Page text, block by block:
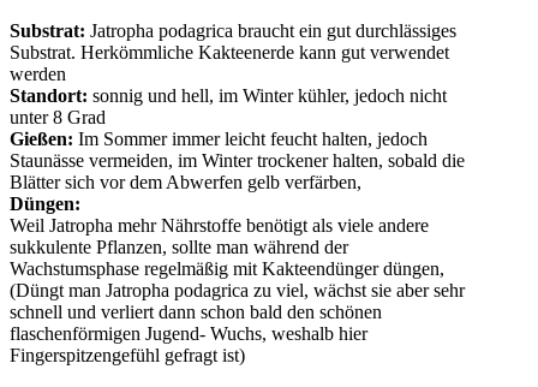
Substrat: Jatropha podagrica braucht ein gut durchlässiges
Substrat. Herkömmliche Kakteenerde kann gut verwendet
werden
Standort: sonnig und hell, im Winter kühler, jedoch nicht
unter 8 Grad
Gießen: Im Sommer immer leicht feucht halten, jedoch
Staunässe vermeiden, im Winter trockener halten, sobald die
Blätter sich vor dem Abwerfen gelb verfärben,
Düngen:
Weil Jatropha mehr Nährstoffe benötigt als viele andere
sukkulente Pflanzen, sollte man während der
Wachstumsphase regelmäßig mit Kakteendünger düngen,
(Düngt man Jatropha podagrica zu viel, wächst sie aber sehr
schnell und verliert dann schon bald den schönen
flaschenförmigen Jugend- Wuchs, weshalb hier
Fingerspitzengefühl gefragt ist)